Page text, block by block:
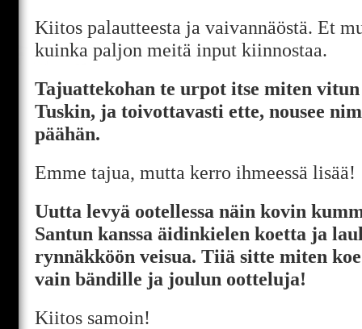
Kiitos palautteesta ja vaivannäöstä. Et
kuinka paljon meitä input kiinnostaa.
Tajuattekohan te urpot itse miten
Tuskin, ja toivottavasti ette, nousee
päähän.
Emme tajua, mutta kerro ihmeessä lisää!
Uutta levyä ootellessa näin kovin
Santun kanssa äidinkielen koetta ja
rynnäkköön veisua. Tiiä sitte miten
vain bändille ja joulun ootteluja!
Kiitos samoin!